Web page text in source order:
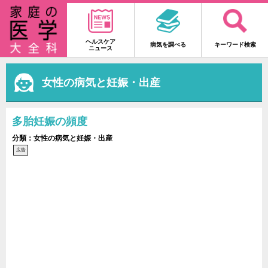
ヘルスケア
ニュース
病気を調べる キーワード検索
女性の病気と妊娠・出産
多胎妊娠の頻度
分類：女性の病気と妊娠・出産
広告